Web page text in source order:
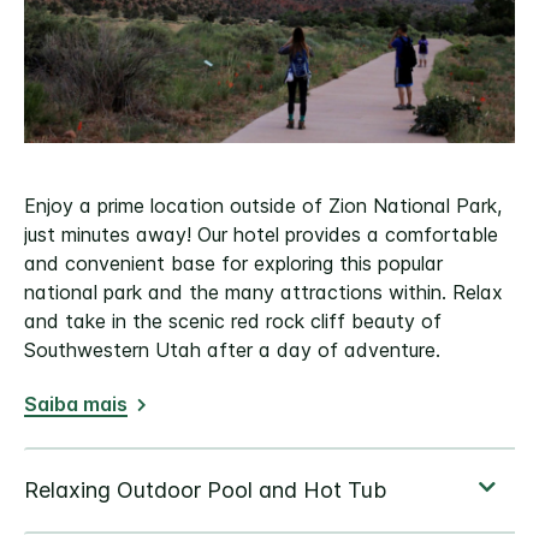
Enjoy a prime location outside of Zion National Park,
just minutes away! Our hotel provides a comfortable
and convenient base for exploring this popular
national park and the many attractions within. Relax
and take in the scenic red rock cliff beauty of
Southwestern Utah after a day of adventure.
Saiba mais